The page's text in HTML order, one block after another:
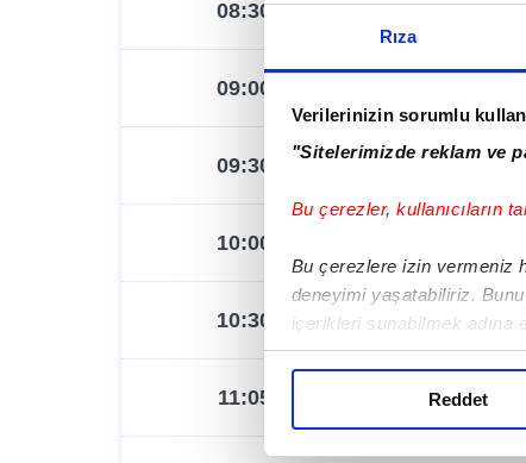
Rıza
Verilerinizin sorumlu
"Sitelerimizde reklam ve
Bu çerezler, kullanıcıların
Bu çerezlere izin vermeniz
deneyimi yaşatabiliriz.
içerikleri sunabilmek adına
noktasında tek gelir
Her halükârda, Reddet
08:30 09:47
09:00
09:30 11:17
10:00
10:30 13:02
11:05 13:42